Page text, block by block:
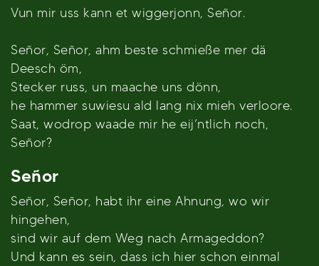
Vun mir uss kann et wiggerjonn, Señor.
Señor, Señor, ahm beste schmieße mer dä
Deesch öm,
Stecker russ, un maache uns dönn,
he hammer suwiesu ald lang nix mieh verloore.
Saat, wodrop waade mir he eij’ntlich noch,
Señor?
Señor
Señor, Señor, habt ihr eine Ahnung, wo wir
hingehen,
sind wir auf dem Weg nach Armageddon?
Und kann es sein, dass ich hier schon einmal